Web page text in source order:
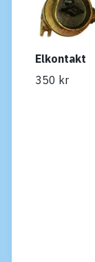
Elkontakt
350 kr